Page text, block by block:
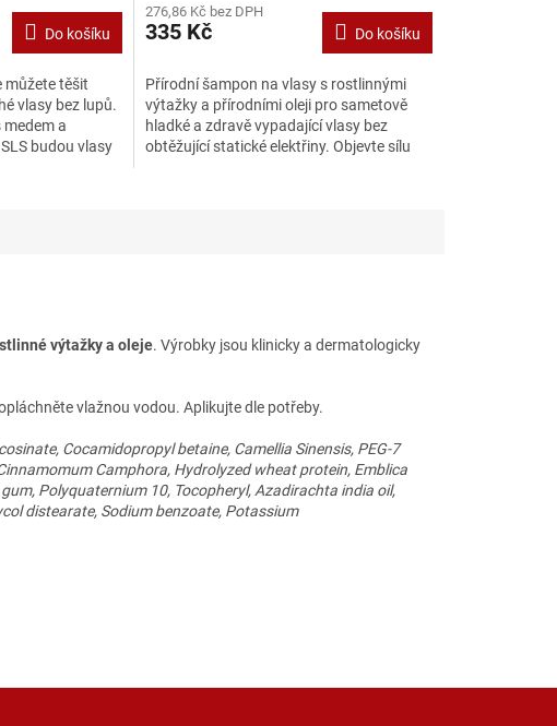
Do košíku
můžete těšit
vlasy bez lupů.
a
budou vlasy
276,86 Kč bez DPH
335 Kč Do košíku
Přírodní šampon na vlasy s rostlinnými
výtažky a přírodními oleji pro sametově
hladké a zdravě vypadající vlasy bez
obtěžující statické elektřiny. Objevte sílu
výtažky a oleje. Výrobky jsou klinicky a dermatologicky
vlažnou vodou. Aplikujte dle potřeby.
Cocamidopropyl betaine, Camellia Sinensis, PEG-7
Camphora, Hydrolyzed wheat protein, Emblica
Polyquaternium 10, Tocopheryl, Azadirachta india oil,
distearate, Sodium benzoate, Potassium